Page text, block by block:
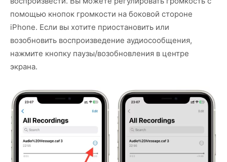
помощью кнопок громкости на боковой стороне
iPhone. Если вы хотите приостановить или
возобновить воспроизведение аудиосообщения,
нажмите кнопку паузы/возобновления в центре
экрана.